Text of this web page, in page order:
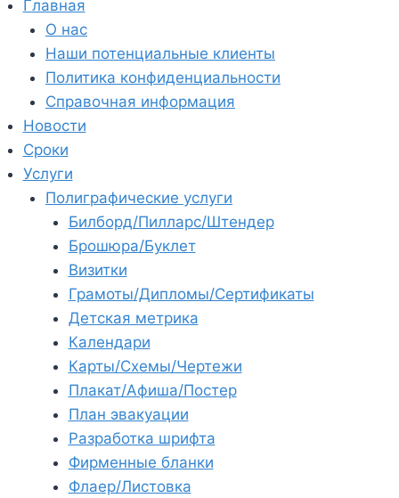
Главная
О нас
Наши потенциальные клиенты
Политика конфиденциальности
Справочная информация
Новости
Сроки
Услуги
Полиграфические услуги
Билборд/Пилларс/Штендер
Брошюра/Буклет
Визитки
Грамоты/Дипломы/Сертификаты
Детская метрика
Календари
Карты/Схемы/Чертежи
Плакат/Афиша/Постер
План эвакуации
Разработка шрифта
Фирменные бланки
Флаер/Листовка